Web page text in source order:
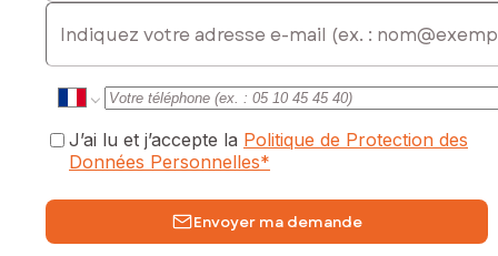
E-mail
J’ai lu et j’accepte la Politique de Protection des
Données Personnelles*
Envoyer ma demande